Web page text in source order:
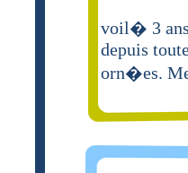
voil� 3
depuis
orn�es.